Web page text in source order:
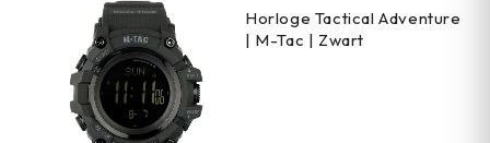
Horloge Tactical Adventure
| M-Tac | Zwart